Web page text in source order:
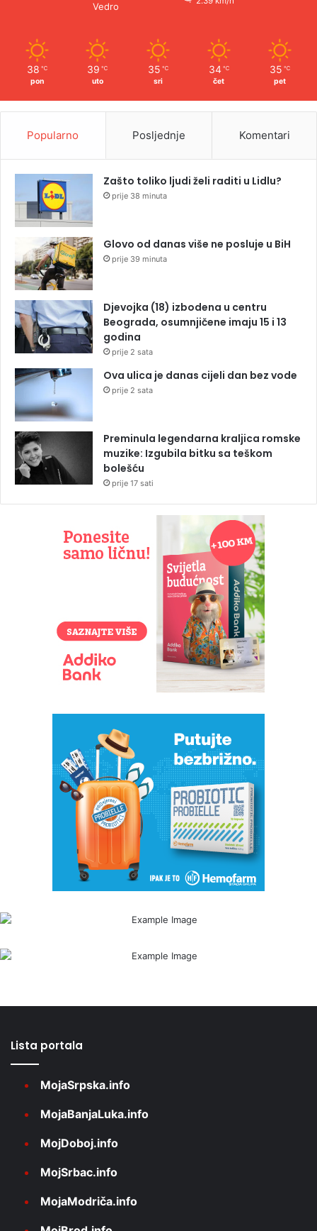
Vedro
38 ℃
pon
39 ℃
uto
35 ℃
sri
34 ℃
čet
35 ℃
pet
Popularno Posljednje Komentari
Zašto toliko ljudi želi raditi u Lidlu?
prije 38 minuta
Glovo od danas više ne posluje u BiH
prije 39 minuta
Djevojka (18) izbodena u centru
Beograda, osumnjičene imaju 15 i 13
godina
prije 2 sata
Ova ulica je danas cijeli dan bez vode
prije 2 sata
Preminula legendarna kraljica romske
muzike: Izgubila bitku sa teškom
bolešću
prije 17 sati
Lista portala
MojaSrpska.info
MojaBanjaLuka.info
MojDoboj.info
MojSrbac.info
MojaModriča.info